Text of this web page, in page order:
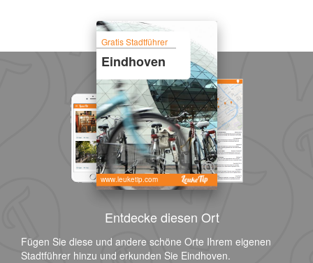
Gratis Stadtführer
Eindhoven
www.leuketip.com
Entdecke diesen Ort
Fügen Sie diese und andere schöne Orte Ihrem eigenen
Stadtführer hinzu und erkunden Sie Eindhoven.